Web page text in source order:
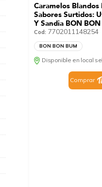
Caramelos
Sabores Surtidos:
Y Sandia BON
Cod: 7702011148254
BON BON BUM
Disponible en local
Comprar